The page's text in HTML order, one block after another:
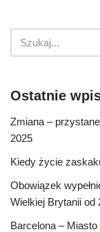
Ostatnie
Zmiana –
2025
Kiedy życie
Obowiązek
Wielkiej Brytanii od
Barcelona –